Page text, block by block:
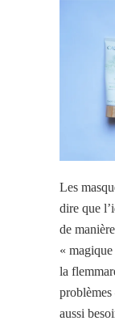
Les
dire que
de
«
la
aussi